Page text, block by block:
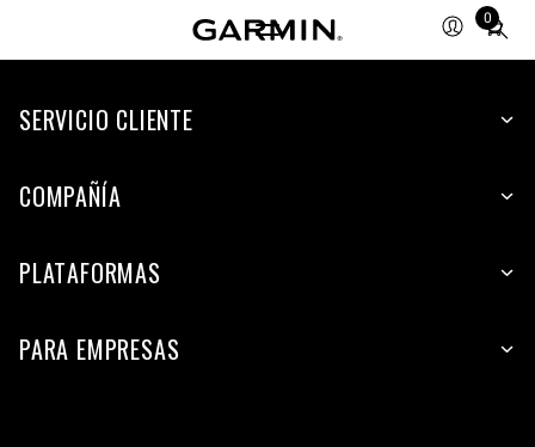
0
Total
items
cart:
SERVICIO CLIENTE
COMPAÑÍA
PLATAFORMAS
PARA EMPRESAS